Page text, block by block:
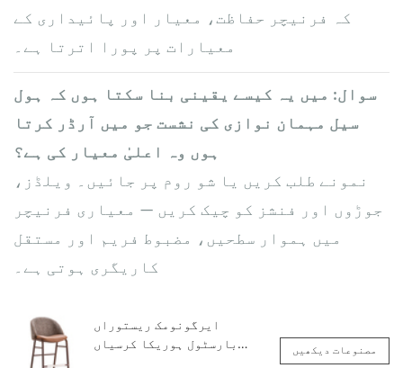
کہ فرنیچر حفاظت، معیار اور پائیداری کے
معیارات پر پورا اترتا ہے۔
سوال: میں یہ کیسے یقینی بنا سکتا ہوں کہ ہول
سیل مہمان نوازی کی نشست جو میں آرڈر کرتا
ہوں وہ اعلیٰ معیار کی ہے؟
نمونے طلب کریں یا شو روم پر جائیں۔ ویلڈز،
جوڑوں اور فنشز کو چیک کریں — معیاری فرنیچر
میں ہموار سطحیں، مضبوط فریم اور مستقل
کاریگری ہوتی ہے۔
ایرگونومک ریستوراں
بارسٹول ہوریکا کرسیاں
مصنوعات دیکھیں